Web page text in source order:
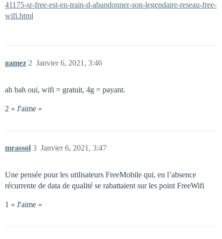
41175-sr-free-est-en-train-d-abandonner-son-legendaire-reseau-free-
wifi.html
gamez Janvier 6, 2021, 3:46
2
ah bah oui, wifi = gratuit, 4g = payant.
2 « J'aime »
mrassol Janvier 6, 2021, 3:47
3
Une pensée pour les utilisateurs FreeMobile qui, en l’absence
récurrente de data de qualité se rabattaient sur les point FreeWifi
1 « J'aime »